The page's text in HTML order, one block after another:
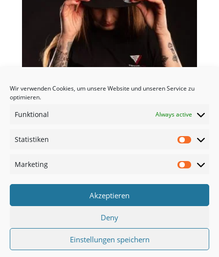
Wir verwenden Cookies, um unsere Website und unseren Service zu
optimieren.
Funktional Always active
Statistiken
Marketing
Akzeptieren
Deny
Einstellungen speichern
€30,00
Cookie-Richtlinie (EU)
Datenschutzerklärung
Impressum